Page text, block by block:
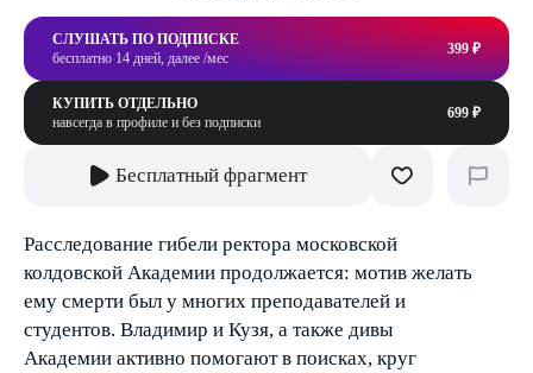
СЛУШАТЬ ПО ПОДПИСКЕ
бесплатно 14 дней, далее /мес
399 ₽
КУПИТЬ ОТДЕЛЬНО
навсегда в профиле и без подписки
699 ₽
Бесплатный фрагмент
Расследование гибели ректора московской
колдовской Академии продолжается: мотив желать
ему смерти был у многих преподавателей и
студентов. Владимир и Кузя, а также дивы
Академии активно помогают в поисках, круг